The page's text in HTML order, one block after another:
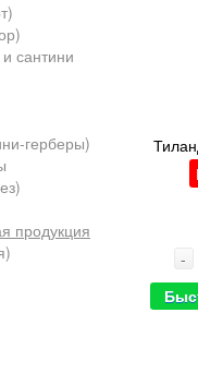
сантини
герберы)
продукция
-